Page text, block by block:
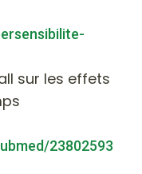
sur les effets
23802593